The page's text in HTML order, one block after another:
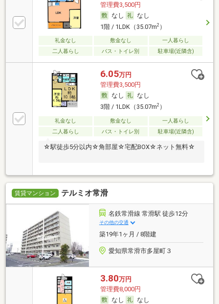
管理費3,500円
なし
なし
1階 / 1LDK（35.07m2）
礼金なし 敷金なし
一人暮らし
二人暮らし
バス・トイレ別 駐車場(近隣含)
6.05万円
管理費3,500円
なし
なし
3階 / 1LDK（35.07m2）
礼金なし 敷金なし
一人暮らし
二人暮らし
バス・トイレ別 駐車場(近隣含)
☆駅徒歩5分以内☆角部屋☆宅配BOX☆ネット無料☆
賃貸マンション テルミオ常滑
名鉄常滑線 常滑駅 徒歩12分
その他の交通
築19年1ヶ月 / 8階建
愛知県常滑市多屋町３
3.80万円
管理費8,000円
なし
なし